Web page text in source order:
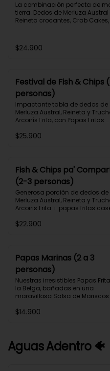
La combinación perfecta de
tierra. Dedos de Merluza Austral
Reineta crocantes, Crab Cakes,
y mix de verduras crocantes
salsas caseras a elección.
$24.900
Festival de Fish & Chips
personas)
Impactante tabla de dedos de
Merluza Austral, Reineta y
Arcoirís Frita, con Papas Fritas
salsas caseras a elección, para
$25.900
Fish & Chips pa'
(2-3 personas)
Generosa porción de dedos de
Merluza Austral, Reineta y
Arcoiris Frita + papas fritas
caseras a elección (2 a 3
$22.900
Papas Marinas (2 a 3
personas)
Nuestras irresistibles Papas
la Belga, bañadas en una
maravillosa Salsa de Mariscos
Congrio y Vino Blanco.
$14.900
Aguas Adentro 🐠